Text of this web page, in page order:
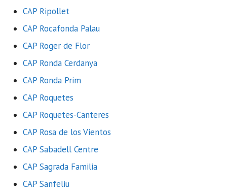
CAP Ripollet
CAP Rocafonda Palau
CAP Roger de Flor
CAP Ronda Cerdanya
CAP Ronda Prim
CAP Roquetes
CAP Roquetes-Canteres
CAP Rosa de los Vientos
CAP Sabadell Centre
CAP Sagrada Familia
CAP Sanfeliu